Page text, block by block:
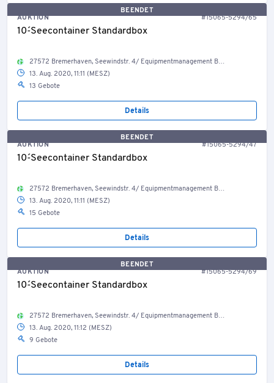
BEENDET
AUKTION
#15065-5294/65
10´-Seecontainer Standardbox
27572 Bremerhaven, Seewindstr. 4/ Equipmentmanagement Bestand Container, Welt
13. Aug. 2020, 11:11 (MESZ)
13 Gebote
Details
BEENDET
AUKTION
#15065-5294/47
10´-Seecontainer Standardbox
27572 Bremerhaven, Seewindstr. 4/ Equipmentmanagement Bestand Container, Welt
13. Aug. 2020, 11:11 (MESZ)
15 Gebote
Details
BEENDET
AUKTION
#15065-5294/69
10´-Seecontainer Standardbox
27572 Bremerhaven, Seewindstr. 4/ Equipmentmanagement Bestand Container, Welt
13. Aug. 2020, 11:12 (MESZ)
9 Gebote
Details